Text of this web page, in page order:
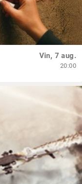
Vin, 7 aug.
20:00